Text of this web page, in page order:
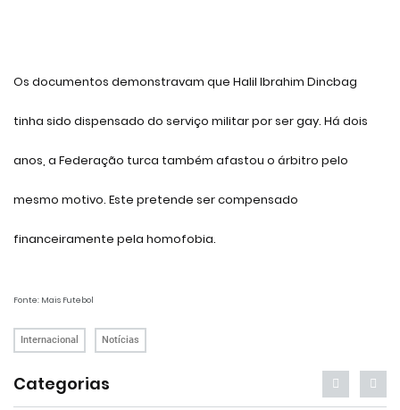
Os documentos demonstravam que Halil Ibrahim Dincbag
tinha sido dispensado do serviço militar por ser gay. Há dois
anos, a Federação turca também afastou o árbitro pelo
mesmo motivo. Este pretende ser compensado
financeiramente pela homofobia.
Fonte: Mais Futebol
Internacional Notícias
Categorias